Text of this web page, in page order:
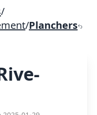
/
/Planchers